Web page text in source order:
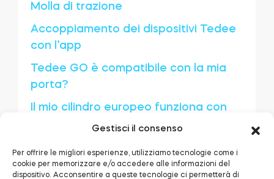
Gestisci il consenso
Per offrire le migliori esperienze, utilizziamo tecnologie come i
cookie per memorizzare e/o accedere alle informazioni del
dispositivo. Acconsentire a queste tecnologie ci permetterà di
Tedee Biometric Module
Modulo relè intelligente BleBox
Tedee Dry Contact
Molla di trazione
Accoppiamento dei dispositivi Tedee
con l’app
Tedee GO è compatibile con la mia
porta?
Il mio cilindro europeo funziona con
Tedee GO?
tedee smart lock è adatto alla tua